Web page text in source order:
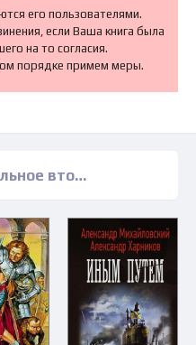
его пользователями.
если Ваша книга была
на то согласия.
порядке примем меры.
бесплатно полные версии